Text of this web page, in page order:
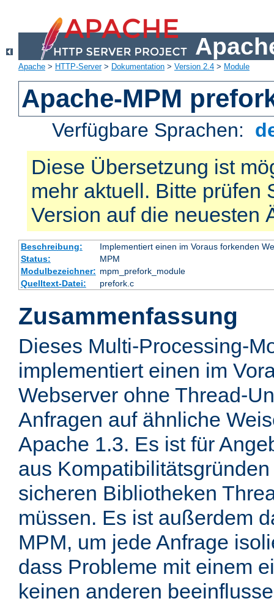
Apache > HTTP-Server> Dokumentation > Version 2.4 > Module
Apache-MPM
Verfügbare Sprachen:
Diese Übersetzung ist
mehr aktuell. Bitte prüfen
Version auf die neuesten
Beschreibung:
Implementiert einen im Voraus forkenden
Status:
MPM
Modulbezeichner: mpm_prefork_module
Quelltext-Datei:
prefork.c
Zusammenfassung
Dieses Multi-Processing-
implementiert einen im
Webserver ohne Thread-
Anfragen auf ähnliche
Apache 1.3. Es ist für
aus
sicheren Bibliotheken
müssen. Es ist außerdem
MPM, um jede Anfrage
dass Probleme mit einem
keinen anderen